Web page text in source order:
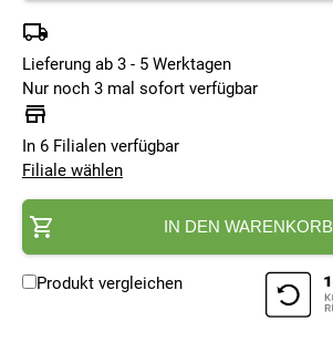
Lieferung ab 3 - 5 Werktagen
Nur noch 3 mal sofort verfügbar
In 6 Filialen verfügbar
Filiale wählen
IN DEN WARENKORB
Produkt vergleichen